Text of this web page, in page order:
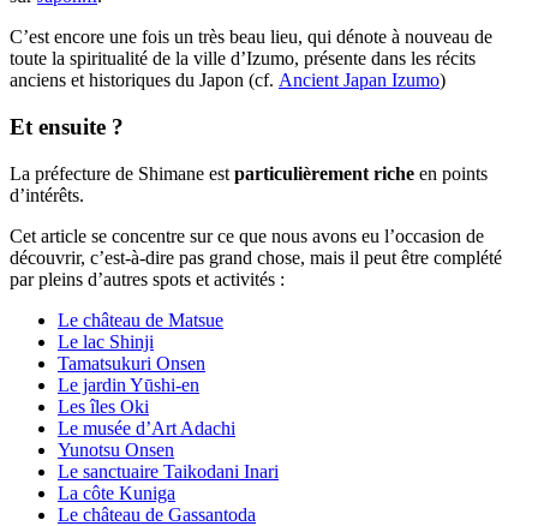
C’est encore une fois un très beau lieu, qui dénote à nouveau de
toute la spiritualité de la ville d’Izumo, présente dans les récits
anciens et historiques du Japon (cf. Ancient Japan Izumo)
Et ensuite ?
La préfecture de Shimane est particulièrement riche en points
d’intérêts.
Cet article se concentre sur ce que nous avons eu l’occasion de
découvrir, c’est-à-dire pas grand chose, mais il peut être complété
par pleins d’autres spots et activités :
Le château de Matsue
Le lac Shinji
Tamatsukuri Onsen
Le jardin Yūshi-en
Les îles Oki
Le musée d’Art Adachi
Yunotsu Onsen
Le sanctuaire Taikodani Inari
La côte Kuniga
Le château de Gassantoda